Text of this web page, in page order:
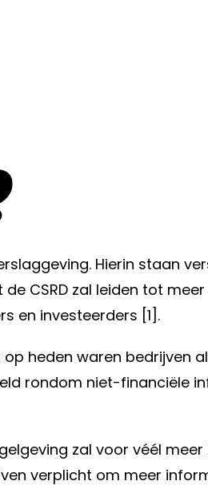
Hierin staan
CSRD zal leiden tot
en investeerders [1].
heden waren bedrijven
rondom niet-financiële
zal voor véél
verplicht om meer